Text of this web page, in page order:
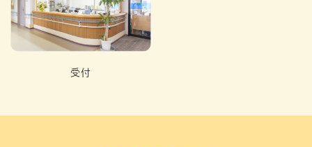
受付